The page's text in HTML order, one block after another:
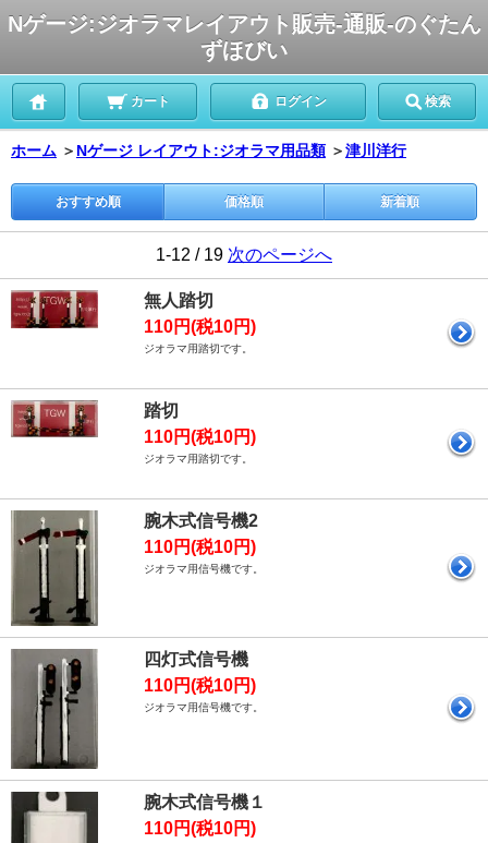
Nゲージ:ジオラマレイアウト販売-通販-のぐたん
ずほびい
カート ログイン 検索
ホーム ＞ Nゲージ レイアウト:ジオラマ用品類 ＞津川洋行
おすすめ順 価格順 新着順
1-12 / 19 次のページへ
無人踏切
110円(税10円)
ジオラマ用踏切です。
踏切
110円(税10円)
ジオラマ用踏切です。
腕木式信号機2
110円(税10円)
ジオラマ用信号機です。
四灯式信号機
110円(税10円)
ジオラマ用信号機です。
腕木式信号機１
110円(税10円)